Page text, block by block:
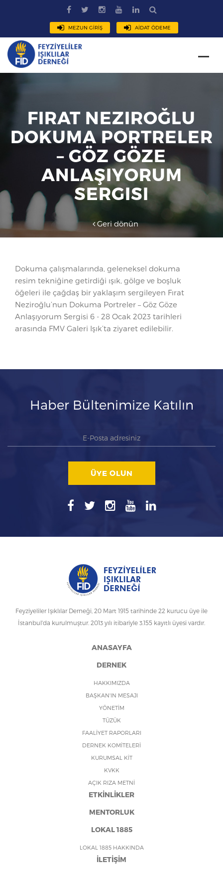
MEZUN GİRİŞ AİDAT ÖDEME
FIRAT NEZIROĞLU
DOKUMA PORTRELER
– GÖZ GÖZE
ANLAŞIYORUM
SERGISI
Geri dönün
Dokuma çalışmalarında, geleneksel dokuma
resim tekniğine getirdiği ışık, gölge ve boşluk
öğeleri ile çağdaş bir yaklaşım sergileyen Fırat
Neziroğlu’nun Dokuma Portreler – Göz Göze
Anlaşıyorum Sergisi 6 - 28 Ocak 2023 tarihleri
arasında FMV Galeri Işık’ta ziyaret edilebilir.
Haber Bültenimize Katılın
ÜYE OLUN
Feyziyeliler Işıklılar Derneği, 20 Mart 1915 tarihinde 22 kurucu üye ile
İstanbul'da kurulmuştur. 2013 yılı itibariyle 3.155 kayıtlı üyesi vardır.
ANASAYFA
DERNEK
HAKKIMIZDA
BAŞKAN'IN MESAJI
YÖNETİM
TÜZÜK
FAALİYET RAPORLARI
DERNEK KOMİTELERİ
KURUMSAL KİT
KVKK
AÇIK RIZA METNİ
ETKİNLİKLER
MENTORLUK
LOKAL 1885
LOKAL 1885 HAKKINDA
İLETİŞİM